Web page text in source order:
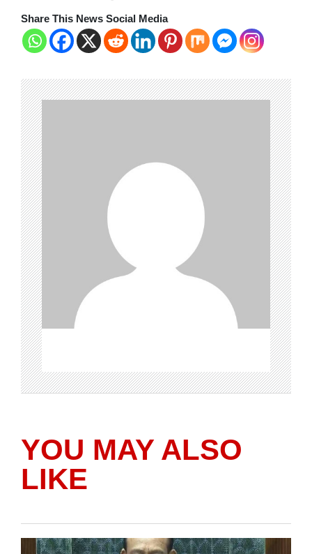
Share This News Social Media
YOU MAY ALSO
LIKE